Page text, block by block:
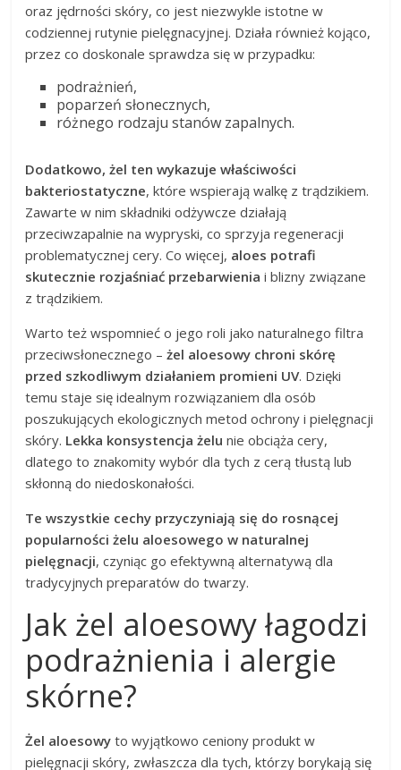
oraz jędrności skóry, co jest niezwykle istotne w
codziennej rutynie pielęgnacyjnej. Działa również kojąco,
przez co doskonale sprawdza się w przypadku:
podrażnień,
poparzeń słonecznych,
różnego rodzaju stanów zapalnych.
Dodatkowo, żel ten wykazuje właściwości
bakteriostatyczne, które wspierają walkę z trądzikiem.
Zawarte w nim składniki odżywcze działają
przeciwzapalnie na wypryski, co sprzyja regeneracji
problematycznej cery. Co więcej, aloes potrafi
skutecznie rozjaśniać przebarwienia i blizny związane
z trądzikiem.
Warto też wspomnieć o jego roli jako naturalnego filtra
przeciwsłonecznego –żel aloesowy chroni skórę
przed szkodliwym działaniem promieni UV. Dzięki
temu staje się idealnym rozwiązaniem dla osób
poszukujących ekologicznych metod ochrony i pielęgnacji
skóry. Lekka konsystencja żelu nie obciąża cery,
dlatego to znakomity wybór dla tych z cerą tłustą lub
skłonną do niedoskonałości.
Te wszystkie cechy przyczyniają się do rosnącej
popularności żelu aloesowego w naturalnej
pielęgnacji, czyniąc go efektywną alternatywą dla
tradycyjnych preparatów do twarzy.
Jak żel aloesowy łagodzi
podrażnienia i alergie
skórne?
Żel aloesowy to wyjątkowo ceniony produkt w
pielęgnacji skóry, zwłaszcza dla tych, którzy borykają się